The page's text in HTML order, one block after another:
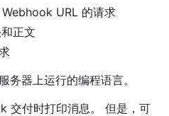
URL 的请求
正文
务器上运行的编程语言。
交付时打印消息。 但是，可